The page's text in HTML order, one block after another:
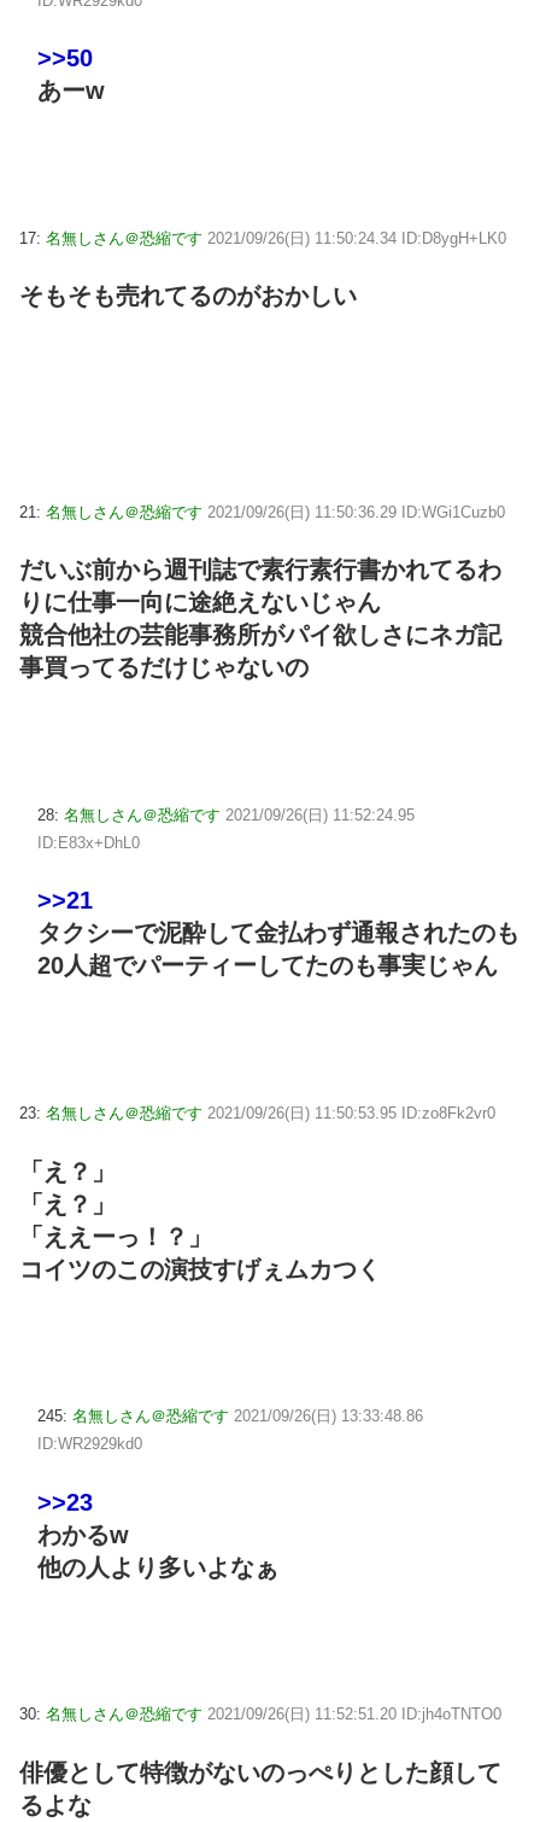
>>50
あーw
17: 名無しさん＠恐縮です 2021/09/26(日) 11:50:24.34 ID:D8ygH+LK0
そもそも売れてるのがおかしい
21: 名無しさん＠恐縮です 2021/09/26(日) 11:50:36.29 ID:WGi1Cuzb0
だいぶ前から週刊誌で素行素行書かれてるわ
りに仕事一向に途絶えないじゃん
競合他社の芸能事務所がパイ欲しさにネガ記
事買ってるだけじゃないの
28: 名無しさん＠恐縮です 2021/09/26(日) 11:52:24.95
ID:E83x+DhL0
>>21
タクシーで泥酔して金払わず通報されたのも
20人超でパーティーしてたのも事実じゃん
23: 名無しさん＠恐縮です 2021/09/26(日) 11:50:53.95 ID:zo8Fk2vr0
「え？」
「え？」
「ええーっ！？」
コイツのこの演技すげぇムカつく
245: 名無しさん＠恐縮です 2021/09/26(日) 13:33:48.86
ID:WR2929kd0
>>23
わかるw
他の人より多いよなぁ
30: 名無しさん＠恐縮です 2021/09/26(日) 11:52:51.20 ID:jh4oTNTO0
俳優として特徴がないのっぺりとした顔して
るよな